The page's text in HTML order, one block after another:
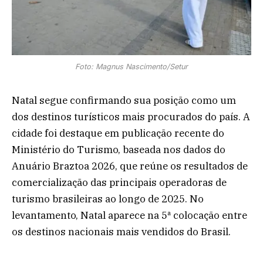
Foto: Magnus Nascimento/Setur
Natal segue confirmando sua posição como um
dos destinos turísticos mais procurados do país. A
cidade foi destaque em publicação recente do
Ministério do Turismo, baseada nos dados do
Anuário Braztoa 2026, que reúne os resultados de
comercialização das principais operadoras de
turismo brasileiras ao longo de 2025. No
levantamento, Natal aparece na 5ª colocação entre
os destinos nacionais mais vendidos do Brasil.